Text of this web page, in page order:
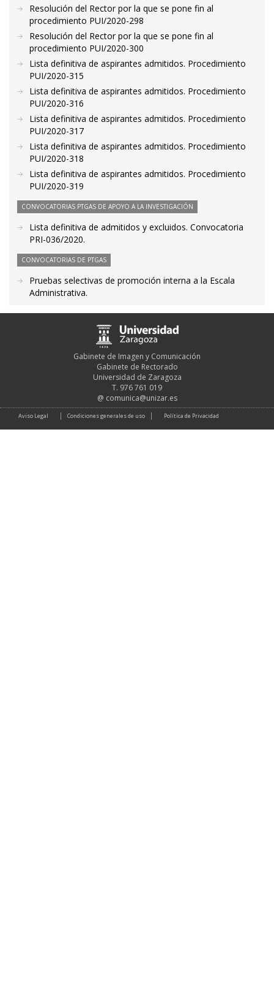
Resolución del Rector por la que se pone fin al
procedimiento PUI/2020-298
Resolución del Rector por la que se pone fin al
procedimiento PUI/2020-300
Lista definitiva de aspirantes admitidos. Procedimiento
PUI/2020-315
Lista definitiva de aspirantes admitidos. Procedimiento
PUI/2020-316
Lista definitiva de aspirantes admitidos. Procedimiento
PUI/2020-317
Lista definitiva de aspirantes admitidos. Procedimiento
PUI/2020-318
Lista definitiva de aspirantes admitidos. Procedimiento
PUI/2020-319
CONVOCATORIAS PTGAS DE APOYO A LA INVESTIGACIÓN
Lista definitiva de admitidos y excluidos. Convocatoria
PRI-036/2020.
CONVOCATORIAS DE PTGAS
Pruebas selectivas de promoción interna a la Escala
Administrativa.
Gabinete de Imagen y Comunicación
Gabinete de Rectorado
Universidad de Zaragoza
T. 976 761 019
@ comunica@unizar.es
Aviso Legal Condiciones generales de uso Política de Privacidad